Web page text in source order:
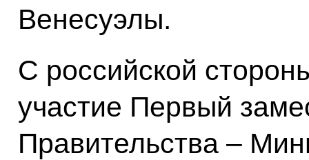
Венесуэлы.
С российской
участие Первый
Правительства –